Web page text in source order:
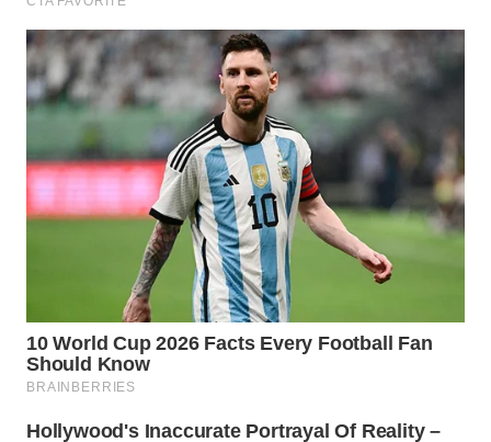
WAHANA
DESA
WISATA
LAPAK
WAHANA
Wahana
Network
MASYARAKAT
KELISTRIKAN
WALINKI